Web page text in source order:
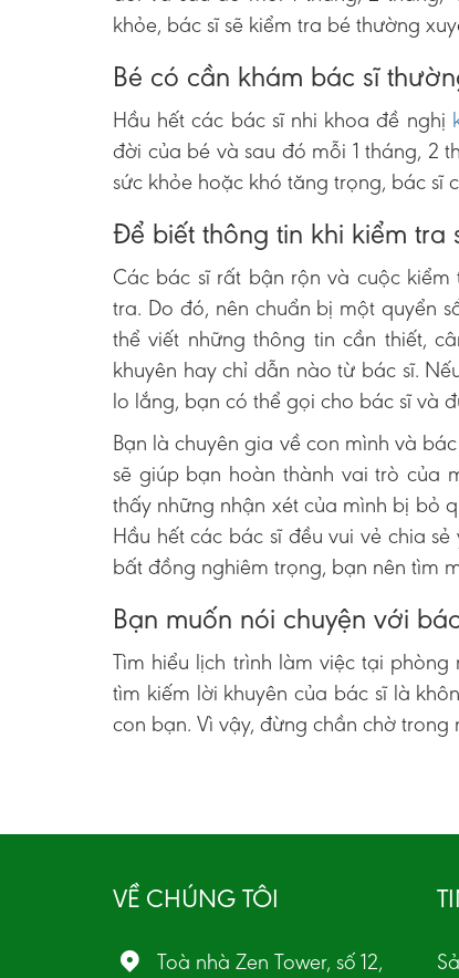
khỏe, bác sĩ sẽ kiểm tra bé thường
Bé có cần khám bác sĩ
Hầu hết các bác sĩ nhi khoa đề nghị
đời của bé và sau đó mỗi 1 tháng, 2
sức khỏe hoặc khó tăng trọng, bác sĩ
Để biết thông tin khi kiểm tra
Các bác sĩ rất bận rộn và cuộc
tra. Do đó, nên chuẩn bị một quyển
thể viết những thông tin cần thiết,
khuyên hay chỉ dẫn nào từ bác sĩ.
lo lắng, bạn có thể gọi cho bác sĩ và
Bạn là chuyên gia về con mình và
sẽ giúp bạn hoàn thành vai trò của
thấy những nhận xét của mình bị bỏ
Hầu hết các bác sĩ đều vui vẻ chia
bất đồng nghiêm trọng, bạn nên tìm
Bạn muốn nói chuyện với
Tìm hiểu lịch trình làm việc tại
tìm kiếm lời khuyên của bác sĩ là
con bạn. Vì vậy, đừng chần chờ
VỀ CHÚNG TÔI
Toà nhà Zen Tower, số 12,